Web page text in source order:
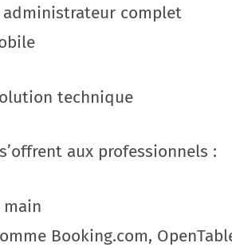
administrateur complet
technique
aux professionnels :
main
Booking.com,